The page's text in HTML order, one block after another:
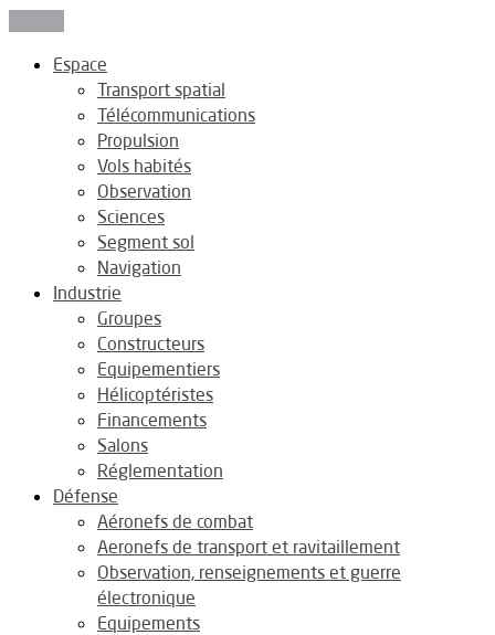
Espace
Transport spatial
Télécommunications
Propulsion
Vols habités
Observation
Sciences
Segment sol
Navigation
Industrie
Groupes
Constructeurs
Equipementiers
Hélicoptéristes
Financements
Salons
Réglementation
Défense
Aéronefs de combat
Aeronefs de transport et ravitaillement
Observation, renseignements et guerre
électronique
Equipements